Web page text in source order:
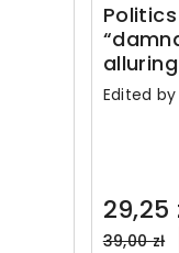
Edited
29,25
Regular
39,00 zł